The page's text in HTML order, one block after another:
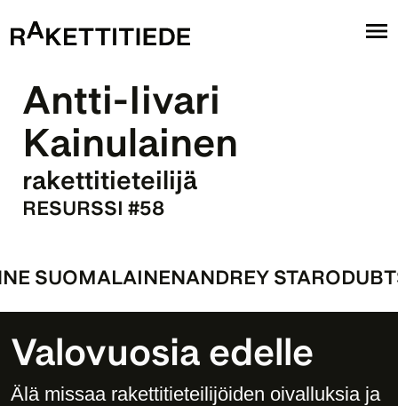
Antti-Iivari
Kainulainen
rakettitieteilijä
RESURSSI #58
SUOMALAINENANDREY
Valovuosia edelle
Älä missaa rakettitieteilijöiden oivalluksia ja